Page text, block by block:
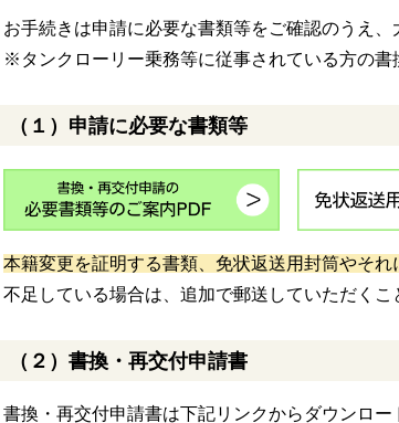
お手続きは申請に必要な書類等をご確認のうえ、
※タンクローリー乗務等に従事されている方の書
（１）申請に必要な書類等
本籍変更を証明する書類、免状返送用封筒やそれ
不足している場合は、追加で郵送していただく
（２）書換・再交付申請書
書換・再交付申請書は下記リンクから ダウンロー